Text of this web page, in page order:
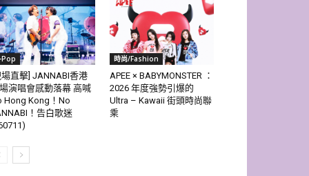
Pop
場直擊] JANNABI香港
演唱會感動落幕 高喊
Hong Kong！No
！告白歌迷
時尚/Fashion
APEE × BABYMONSTER ：
2026 年度強勢引爆的
Ultra – Kawaii 街頭時尚聯
乘